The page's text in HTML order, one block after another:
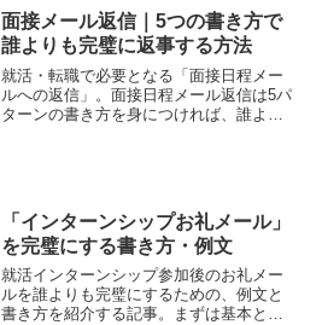
面接メール返信｜5つの書き方で
誰よりも完璧に返事する方法
就活・転職で必要となる「面接日程メー
ルへの返信」。面接日程メール返信は5パ
ターンの書き方を身につければ、誰より
「インターンシップお礼メール」
を完璧にする書き方・例文
就活インターンシップ参加後のお礼メー
ルを誰よりも完璧にするための、例文と
書き方を紹介する記事。まずは基本とし